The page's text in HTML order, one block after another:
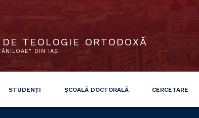
TEOLOGIE ORTODOXĂ
DIN IAȘI
STUDENȚI ȘCOALĂ DOCTORALĂ CERCETARE